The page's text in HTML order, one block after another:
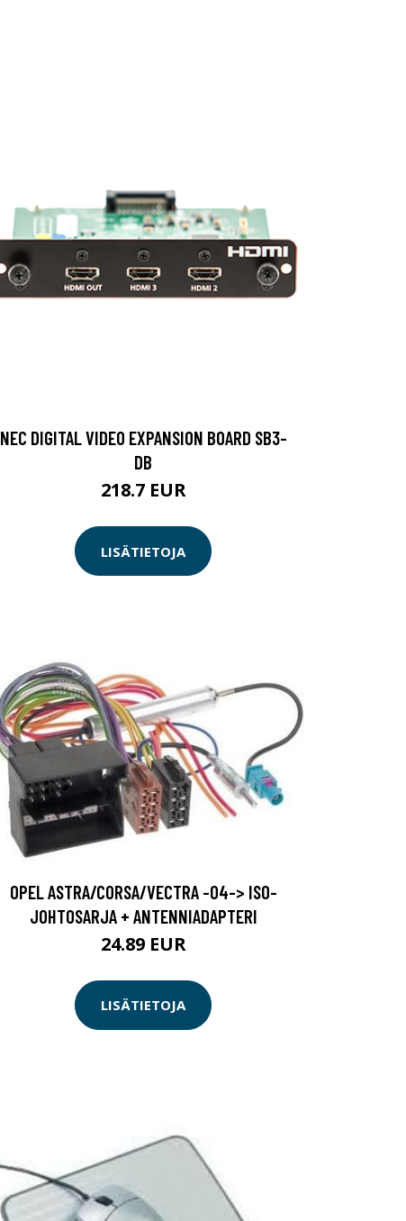
NEC DIGITAL VIDEO EXPANSION BOARD SB3-
DB
218.7 EUR
LISÄTIETOJA
OPEL ASTRA/CORSA/VECTRA -04-> ISO-
JOHTOSARJA + ANTENNIADAPTERI
24.89 EUR
LISÄTIETOJA